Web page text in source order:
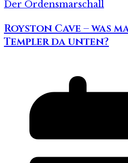
Der Ordensmarschall
Royston Cave – was
Templer da unten?